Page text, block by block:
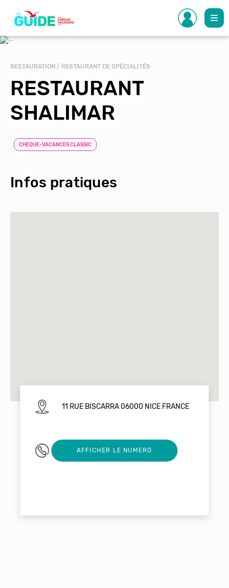
contenu
principal
RESTAURATION / RESTAURANT DE SPÉCIALITÉS
RESTAURANT
SHALIMAR
CHEQUE-VACANCES CLASSIC
Infos pratiques
11 RUE BISCARRA 06000 NICE FRANCE
04 93 13 95 78
AFFICHER LE NUMERO